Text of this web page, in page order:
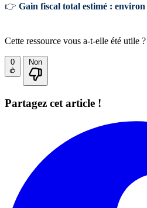
👉 Gain fiscal total estimé : environ
Cette ressource vous a-t-elle été utile ?
0
Partagez cet article !